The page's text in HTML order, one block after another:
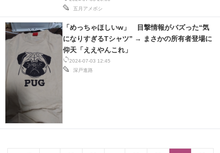
五月アメボシ
2024-07-03 12:45
深戸進路
「めっちゃほしいw」 目撃情報がバズった“気
になりすぎるTシャツ” → まさかの所有者登場に
仰天「ええやんこれ」